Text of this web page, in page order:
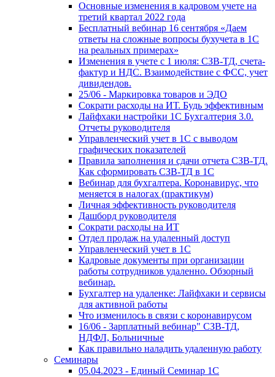
Основные изменения в кадровом учете на
третий квартал 2022 года
Бесплатный вебинар 16 сентября «Даем
ответы на сложные вопросы бухучета в 1С
на реальных примерах»
Изменения в учете с 1 июля: СЗВ-ТД, счета-
фактур и НДС. Взаимодействие с ФСС, учет
дивидендов.
25/06 - Маркировка товаров и ЭДО
Сократи расходы на ИТ. Будь эффективным
Лайфхаки настройки 1С Бухгалтерия 3.0.
Отчеты руководителя
Управленческий учет в 1С с выводом
графических показателей
Правила заполнения и сдачи отчета СЗВ-ТД.
Как сформировать СЗВ-ТД в 1С
Вебинар для бухгалтера. Коронавирус, что
меняется в налогах (практикум)
Личная эффективность руководителя
Дашборд руководителя
Сократи расходы на ИТ
Отдел продаж на удаленный доступ
Управленческий учет в 1С
Кадровые документы при организации
работы сотрудников удаленно. Обзорный
вебинар.
Бухгалтер на удаленке: Лайфхаки и сервисы
для активной работы
Что изменилось в связи с коронавирусом
16/06 - Зарплатный вебинар" СЗВ-ТД,
НДФЛ, Больничные
Как правильно наладить удаленную работу
Семинары
05.04.2023 - Единый Семинар 1С